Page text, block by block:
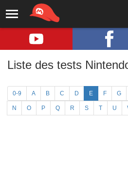
Liste des tests
0-9 A B C D E F G
N O P Q R S T U